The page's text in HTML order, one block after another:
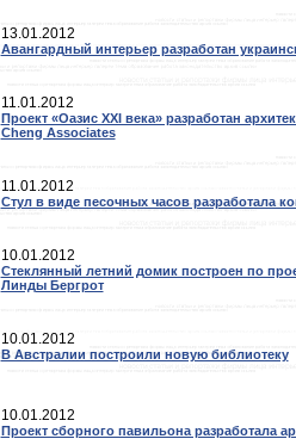
13.01.2012
Авангардный интерьер разработан
11.01.2012
Проект «Оазис XXI века» разработан
Cheng Associates
11.01.2012
Стул в виде песочных часов разработала
10.01.2012
Стеклянный летний домик построен по
Линды Бергрот
10.01.2012
В Австралии построили новую библиотеку
10.01.2012
Проект сборного павильона разработала